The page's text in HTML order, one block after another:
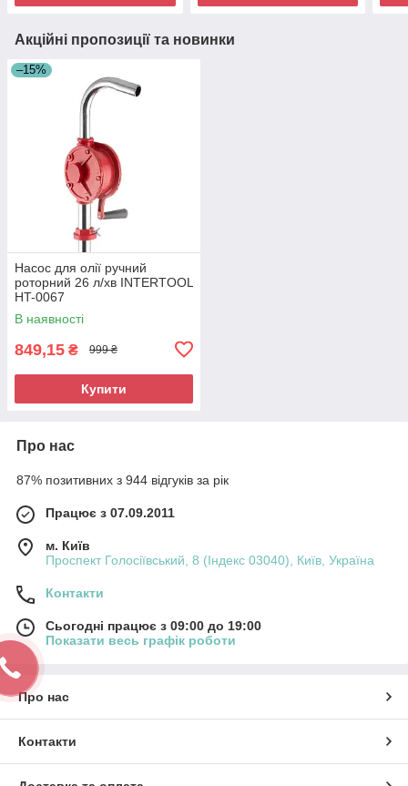
Акційні пропозиції та новинки
–15%
Насос для олії ручний
роторний 26 л/хв INTERTOOL
HT-0067
В наявності
849,15 ₴ 999 ₴
Купити
Про нас
87% позитивних з 944 відгуків за рік
Працює з 07.09.2011
м. Київ
Проспект Голосіївський, 8 (Індекс 03040), Київ, Україна
Контакти
Сьогодні працює з 09:00 до 19:00
Показати весь графік роботи
Про нас
Контакти